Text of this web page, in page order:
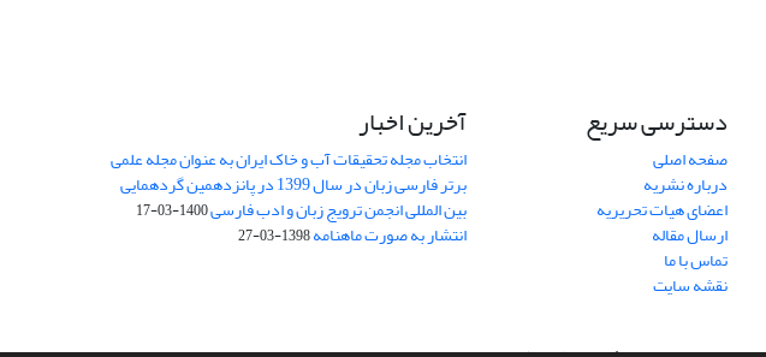
دسترسی سریع
صفحه اصلی
درباره نشریه
اعضای هیات تحریریه
ارسال مقاله
تماس با ما
نقشه سایت
آخرین اخبار
انتخاب مجله تحقیقات آب و خاک ایران به عنوان مجله علمی
برتر فارسی زبان در سال 1399 در پانزدهمین گردهمایی
بین المللی انجمن ترویج زبان و ادب فارسی1400-03-17
انتشار به صورت ماهنامه1398-03-27